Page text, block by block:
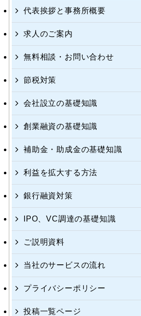
代表挨拶と事務所概要
求人のご案内
無料相談・お問い合わせ
節税対策
会社設立の基礎知識
創業融資の基礎知識
補助金・助成金の基礎知識
利益を拡大する方法
銀行融資対策
IPO、VC調達の基礎知識
ご説明資料
当社のサービスの流れ
プライバシーポリシー
投稿一覧ページ